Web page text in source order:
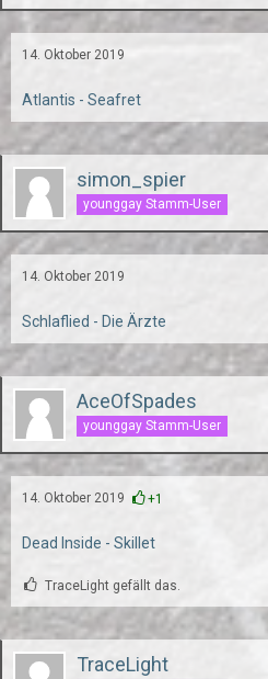
14. Oktober 2019
Atlantis - Seafret
simon_spier
younggay Stamm-User
14. Oktober 2019
Schlaflied - Die Ärzte
AceOfSpades
younggay Stamm-User
14. Oktober 2019 +1
Dead Inside - Skillet
TraceLight gefällt das.
TraceLight